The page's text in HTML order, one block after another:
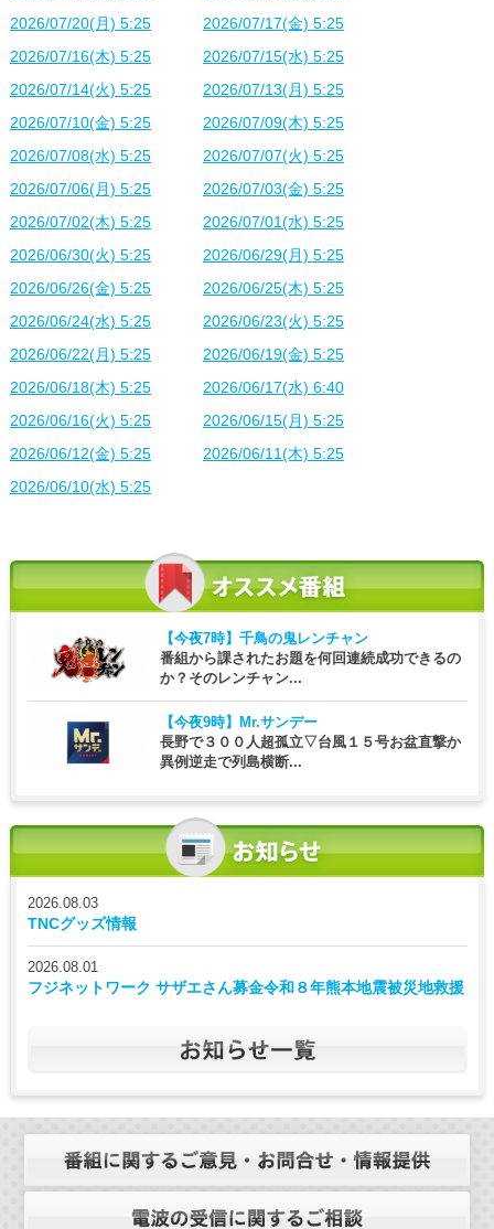
2026/07/20(月) 5:25
2026/07/17(金) 5:25
2026/07/16(木) 5:25
2026/07/15(水) 5:25
2026/07/14(火) 5:25
2026/07/13(月) 5:25
2026/07/10(金) 5:25
2026/07/09(木) 5:25
2026/07/08(水) 5:25
2026/07/07(火) 5:25
2026/07/06(月) 5:25
2026/07/03(金) 5:25
2026/07/02(木) 5:25
2026/07/01(水) 5:25
2026/06/30(火) 5:25
2026/06/29(月) 5:25
2026/06/26(金) 5:25
2026/06/25(木) 5:25
2026/06/24(水) 5:25
2026/06/23(火) 5:25
2026/06/22(月) 5:25
2026/06/19(金) 5:25
2026/06/18(木) 5:25
2026/06/17(水) 6:40
2026/06/16(火) 5:25
2026/06/15(月) 5:25
2026/06/12(金) 5:25
2026/06/11(木) 5:25
2026/06/10(水) 5:25
【今夜7時】 千鳥の鬼レンチャン
番組から課されたお題を何回連続成功できるの
か？そのレンチャン...
【今夜9時】
Mr.サンデー
長野で３００人超孤立▽台風１５号お盆直撃か
異例逆走で列島横断...
2026.08.03
TNCグッズ情報
2026.08.01
フジネットワーク サザエさん募金令和８年熊本地震被災地救援